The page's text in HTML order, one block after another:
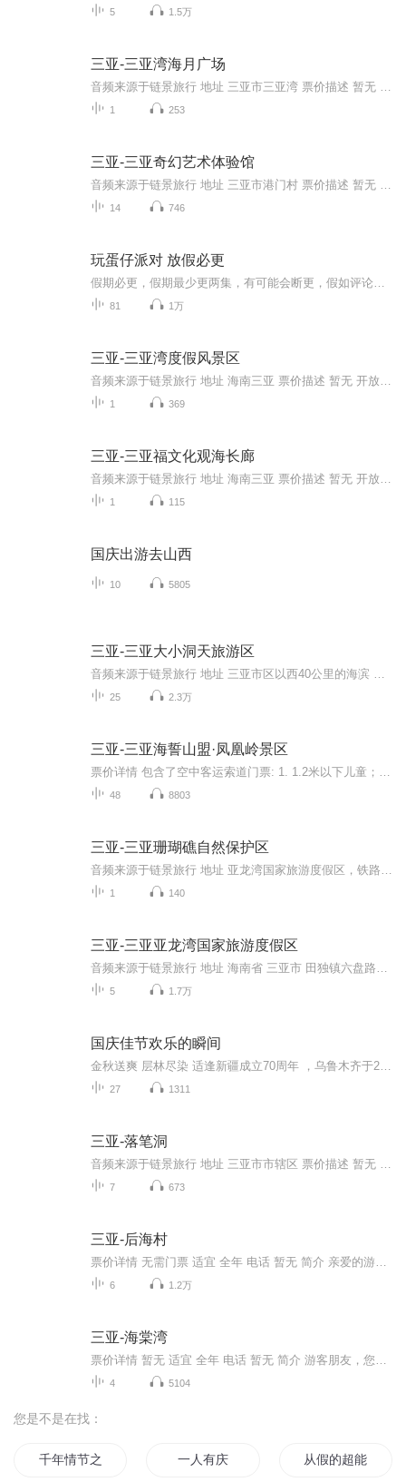
5 1.5万
三亚-三亚湾海月广场
1 253
三亚-三亚奇幻艺术体验馆
14 746
玩蛋仔派对 放假必更
81 1万
三亚-三亚湾度假风景区
1 369
三亚-三亚福文化观海长廊
1 115
国庆出游去山西
10 5805
三亚-三亚大小洞天旅游区
25 2.3万
三亚-三亚海誓山盟·凤凰岭景区
48 8803
三亚-三亚珊瑚礁自然保护区
1 140
三亚-三亚亚龙湾国家旅游度假区
5 1.7万
国庆佳节欢乐的瞬间
27 1311
三亚-落笔洞
7 673
三亚-后海村
6 1.2万
三亚-海棠湾
4 5104
您是不是在找：
千年情节之三生三世 一人有庆 从假的超能力节